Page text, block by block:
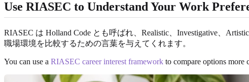
Use RIASEC to Understand Your Work
RIASEC は Holland Code とも呼ばれ、Realistic、Investigative、
職場環境を比較するための言葉を与えてくれます。
You can use a RIASEC career interest framework to compare options more